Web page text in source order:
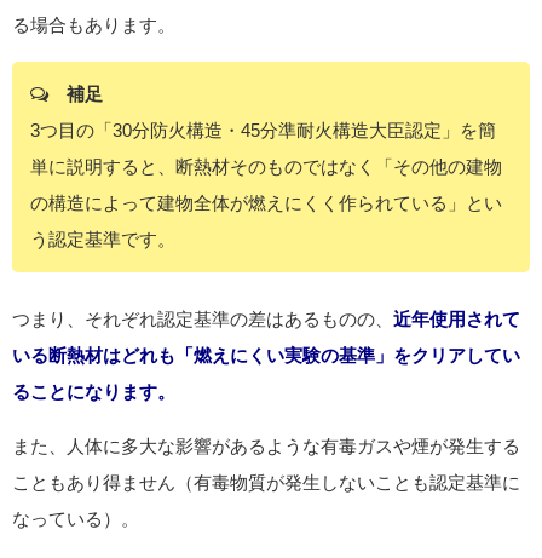
る場合もあります。
補足
3つ目の「30分防火構造・45分準耐火構造大臣認定」を簡
単に説明すると、断熱材そのものではなく「その他の建物
の構造によって建物全体が燃えにくく作られている」とい
う認定基準です。
つまり、それぞれ認定基準の差はあるものの、 近年使用されて
いる断熱材はどれも「燃えにくい実験の基準」をクリアしてい
ることになります。
また、人体に多大な影響があるような有毒ガスや煙が発生する
こともあり得ません（有毒物質が発生しないことも認定基準に
なっている）。